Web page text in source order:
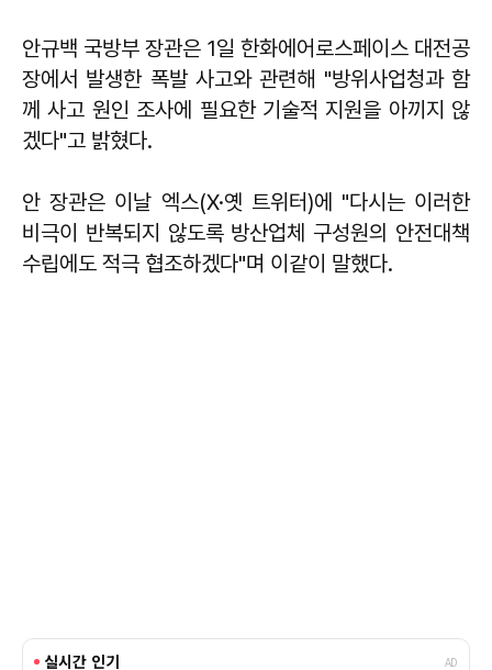
안규백 국방부 장관은 1일 한화에어로스페이스 대전공
장에서 발생한 폭발 사고와 관련해 "방위사업청과 함
께 사고 원인 조사에 필요한 기술적 지원을 아끼지 않
겠다"고 밝혔다.
안 장관은 이날 엑스(X·옛 트위터)에 "다시는 이러한
비극이 반복되지 않도록 방산업체 구성원의 안전대책
수립에도 적극 협조하겠다"며 이같이 말했다.